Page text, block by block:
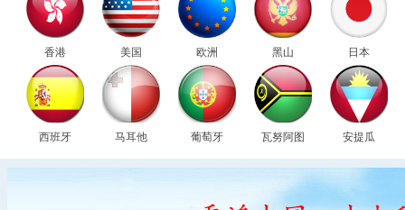
香港 美国 欧洲 黑山 日本
西班牙 马耳他 葡萄牙 瓦努阿图 安提瓜